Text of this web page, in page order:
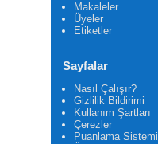
Makaleler
Üyeler
Etiketler
Sayfalar
Nasıl Çalışır?
Gizlilik Bildirimi
Kullanım Şartları
Çerezler
Puanlama Sistemi